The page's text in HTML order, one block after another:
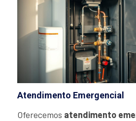
Atendimento Emergencial
Oferecemos atendimento